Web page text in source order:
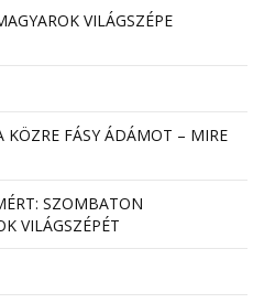
VILÁGSZÉPE
KÖZRE FÁSY ÁDÁMOT – MIRE
SZOMBATON
VILÁGSZÉPÉT